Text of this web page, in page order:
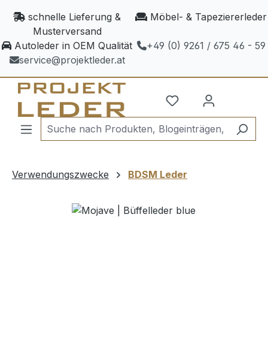
Zum Hauptinhalt springen
schnelle Lieferung &
Musterversand
Möbel- & Tapeziererleder
Autoleder in OEM Qualität
+49 (0) 9261 / 675 46 - 59
service@projektleder.at
Verwendungszwecke BDSM Leder
Bildergalerie überspringen